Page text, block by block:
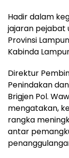
Hadir dalam
jajaran pejabat
Provinsi
Kabinda
Direktur
Penindakan
Brigjen Pol.
mengatakan,
rangka
antar